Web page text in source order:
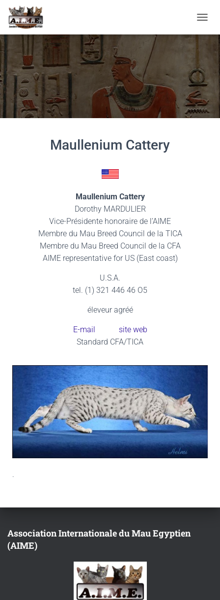
É
E
R
A
N
A
Maullenium Cattery
Maullenium Cattery
Dorothy MARDULIER
Vice-Présidente honoraire de l’AIME
Membre du Mau Breed Council de la TICA
Membre du Mau Breed Council de la CFA
AIME representative for US (East coast)
U.S.A.
tel. (1) 321 446 46 O5
éleveur agréé
E-mail
site web
Standard CFA/TICA
.
Association Internationale du Mau Egyptien
(AIME)